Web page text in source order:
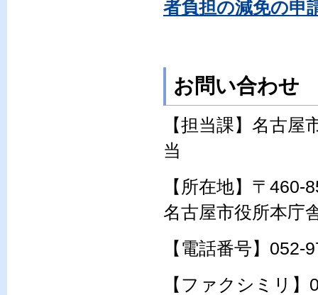
者負担の減免の申
お問い合わせ
【担当課】名古
当
【所在地】〒
名古屋市役所本庁
【電話番号】052-
【ファクシミリ】